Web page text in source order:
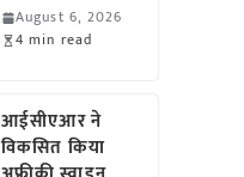
August 6, 2026
4 min read
आईसीएआर ने
विकसित किया